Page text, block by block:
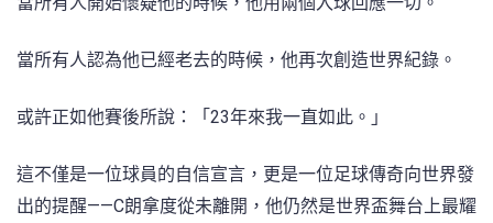
當所有人認為他已經老去的時候，他再次創造世界紀錄。
或許正如他賽後所說：「23年來我一直如此。」
這不僅是一位球員的自信宣言，更是一位足球傳奇向世界發
出的提醒——C朗拿度從未離開，他仍然是世界盃舞台上最耀